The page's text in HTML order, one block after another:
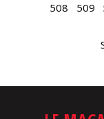
508
509